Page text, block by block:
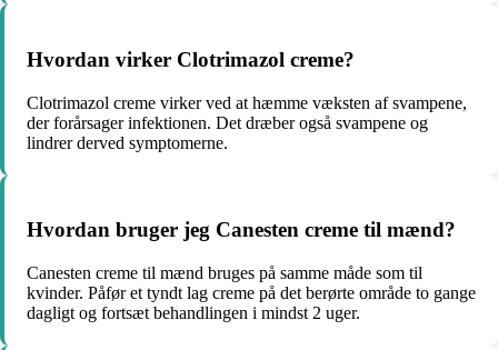
Hvordan virker Clotrimazol creme?
Clotrimazol creme virker ved at hæmme væksten af svampene,
der forårsager infektionen. Det dræber også svampene og
lindrer derved symptomerne.
Hvordan bruger jeg Canesten creme til mænd?
Canesten creme til mænd bruges på samme måde som til
kvinder. Påfør et tyndt lag creme på det berørte område to gange
dagligt og fortsæt behandlingen i mindst 2 uger.